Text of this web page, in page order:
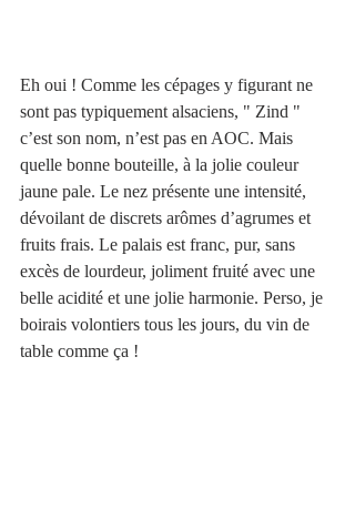
Eh oui ! Comme les cépages y figurant ne
sont pas typiquement alsaciens, " Zind "
c’est son nom, n’est pas en AOC. Mais
quelle bonne bouteille, à la jolie couleur
jaune pale. Le nez présente une intensité,
dévoilant de discrets arômes d’agrumes et
fruits frais. Le palais est franc, pur, sans
excès de lourdeur, joliment fruité avec une
belle acidité et une jolie harmonie. Perso, je
boirais volontiers tous les jours, du vin de
table comme ça !